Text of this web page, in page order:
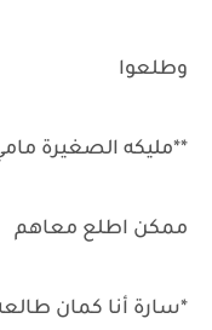
وطلعوا
**مليكه الصغيرة
ممكن اطلع معاهم
*سارة أنا كمان